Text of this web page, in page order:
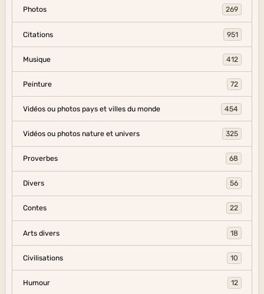
Photos 269
Citations 951
Musique 412
Peinture 72
Vidéos ou photos pays et villes du monde 454
Vidéos ou photos nature et univers 325
Proverbes 68
Divers 56
Contes 22
Arts divers 18
Civilisations 10
Humour 12